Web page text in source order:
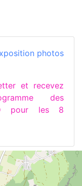
photos
et recevez
des
pour les 8